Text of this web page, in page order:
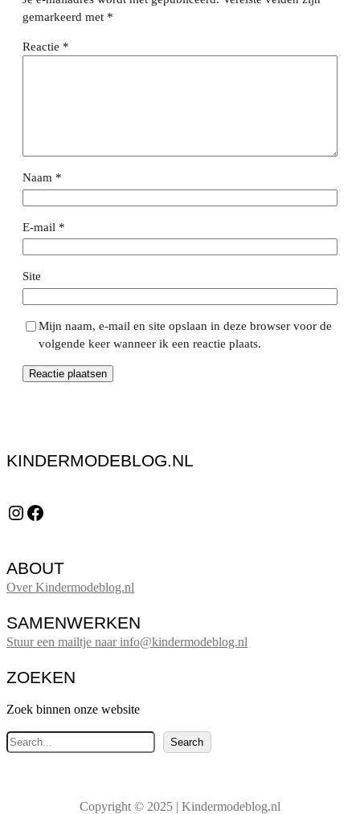
gemarkeerd met *
Reactie *
Naam *
E-mail *
Site
Mijn naam, e-mail en site opslaan in deze browser voor de
volgende keer wanneer ik een reactie plaats.
KINDERMODEBLOG.NL
Instagram Facebook
ABOUT
Over Kindermodeblog.nl
SAMENWERKEN
Stuur een mailtje naar info@kindermodeblog.nl
ZOEKEN
Zoek binnen onze website
Z
o
Search
Copyright © 2025 | Kindermodeblog.nl